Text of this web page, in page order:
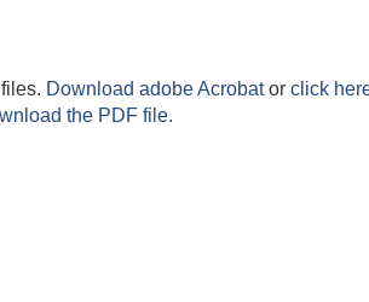
Download adobe Acrobator click
the PDF file.